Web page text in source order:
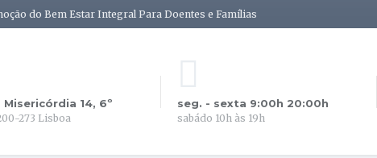
do Bem Estar Integral Para Doentes e Famílias
Misericórdia 14, 6º
273 Lisboa
seg. - sexta 9:00h 20:00h
sabádo 10h às 19h